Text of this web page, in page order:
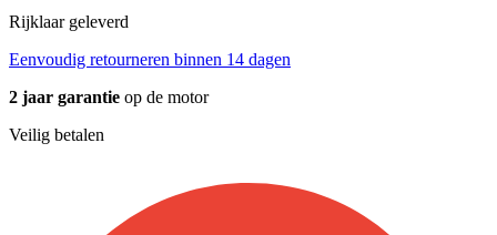
Rijklaar geleverd
Eenvoudig retourneren binnen 14 dagen
2 jaar garantie op de motor
Veilig betalen